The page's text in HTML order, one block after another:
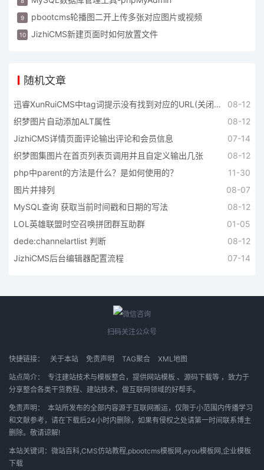
pbootcms轮播图二开上传多张对应图片或视频
JizhiCMS新建页面时如何放置文件
随机文章
迅睿XunRuiCMS中tag词提示没有找到对应的URL(关闭开发者模式将不会显示本词)的解决方法
08-12
织梦图片自动添加ALT属性
08-12
JizhiCMS详情页面评论输出评论和会员信息
07-14
织梦图集图片在首页列表页调用并且自定义输出几张
08-12
php中parent的方法是什么？是如何使用的？
11-30
图片并排列
08-07
MySQL查询 获取当前时间戳和日期的写法
08-12
LOL英雄联盟时空召唤拼团群互助群
01-05
dede:channelartlist 判断
08-12
JizhiCMS后台编辑器配置流程
07-14
扫码关注公众号
快捷链接： 关于本站 免责声明 TAG聚合 XML地图
站点简介： 专注建站技术与模板整合，提供网站模板 、 源码下载等 ，致力于
分享整合各类干货教程、建站技术，做互联网领域的好帮手。
免责声明：
本站所发布的全部内容源于互联网搬运，仅限于小范围内传播学习
和文献参考，请在下载后24小时内删除，如果有侵权之处请第一时间联系博主
删除。敬请谅解!
本站关键词：微站百科,CMS仿站教程,pbootcms模板网,eyou模板网,企业模板
下载